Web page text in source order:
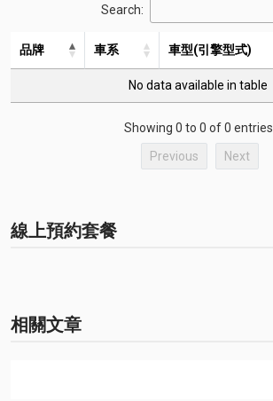
Search:
品牌 車系 車型(引擎型式)
No data available in table
Showing 0 to 0 of 0 entries
Previous Next
線上預約套餐
相關文章